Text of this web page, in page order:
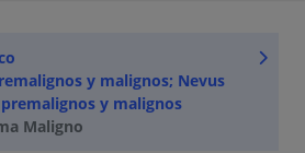
y malignos; Nevus
y malignos
Maligno